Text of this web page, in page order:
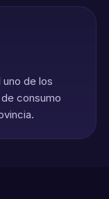
de los
consumo